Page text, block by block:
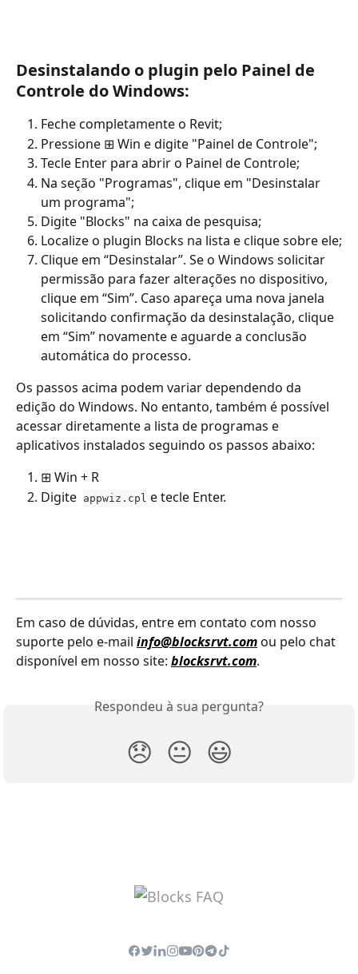
Desinstalando o plugin pelo Painel de
Controle do Windows:
Feche completamente o Revit;
Pressione ⊞ Win e digite "Painel de Controle";
Tecle Enter para abrir o Painel de Controle;
Na seção "Programas", clique em "Desinstalar
um programa";
Digite "Blocks" na caixa de pesquisa;
Localize o plugin Blocks na lista e clique sobre ele;
Clique em “Desinstalar”. Se o Windows solicitar
permissão para fazer alterações no dispositivo,
clique em “Sim”. Caso apareça uma nova janela
solicitando confirmação da desinstalação, clique
em “Sim” novamente e aguarde a conclusão
automática do processo.
Os passos acima podem variar dependendo da
edição do Windows. No entanto, também é possível
acessar diretamente a lista de programas e
aplicativos instalados seguindo os passos abaixo:
⊞ Win + R
Digite appwiz.cpl e tecle Enter.
Em caso de dúvidas, entre em contato com nosso
suporte pelo e-mail info@blocksrvt.com ou pelo chat
disponível em nosso site: blocksrvt.com.
Respondeu à sua pergunta?
😞 😐 😃